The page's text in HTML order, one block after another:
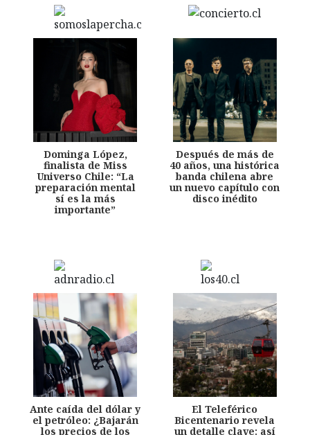
Dominga López,
finalista de Miss
Universo Chile: “La
preparación mental
sí es la más
importante”
Después de más de
40 años, una histórica
banda chilena abre
un nuevo capítulo con
disco inédito
Ante caída del dólar y
el petróleo: ¿Bajarán
los precios de los
El Teleférico
Bicentenario revela
un detalle clave: así